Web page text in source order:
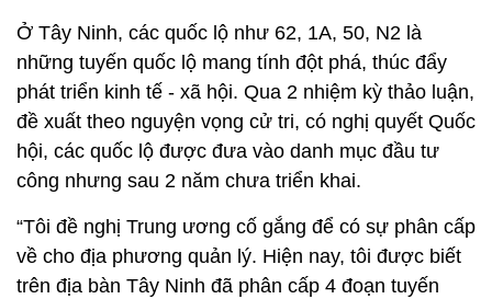
Ở Tây Ninh, các quốc lộ như 62, 1A, 50, N2 là
những tuyến quốc lộ mang tính đột phá, thúc đẩy
phát triển kinh tế - xã hội. Qua 2 nhiệm kỳ thảo luận,
đề xuất theo nguyện vọng cử tri, có nghị quyết Quốc
hội, các quốc lộ được đưa vào danh mục đầu tư
công nhưng sau 2 năm chưa triển khai.
“Tôi đề nghị Trung ương cố gắng để có sự phân cấp
về cho địa phương quản lý. Hiện nay, tôi được biết
trên địa bàn Tây Ninh đã phân cấp 4 đoạn tuyến